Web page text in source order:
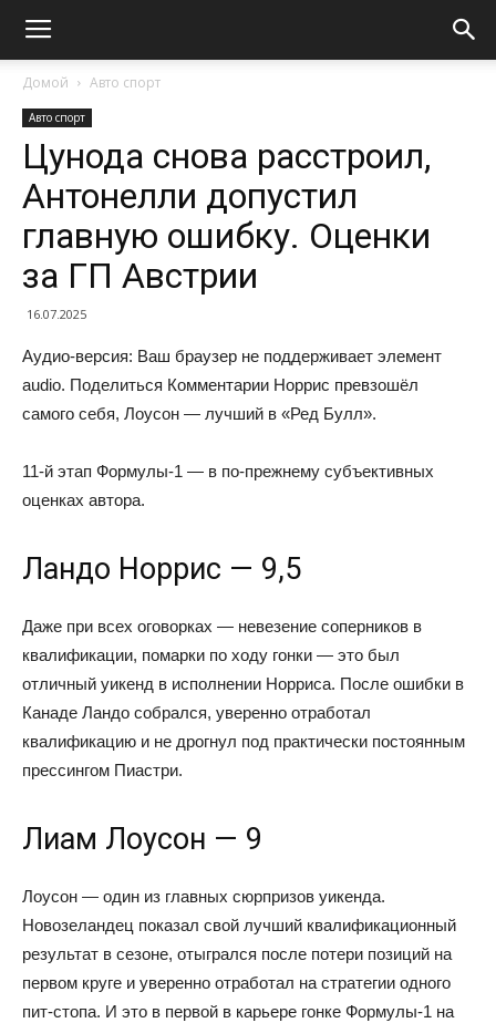
Домой Авто спорт
Авто спорт
Цунода снова расстроил,
Антонелли допустил
главную ошибку. Оценки
за ГП Австрии
16.07.2025
Аудио-версия: Ваш браузер не поддерживает элемент
audio. Поделиться Комментарии Норрис превзошёл
самого себя, Лоусон — лучший в «Ред Булл».
11-й этап Формулы-1 — в по-прежнему субъективных
оценках автора.
Ландо Норрис — 9,5
Даже при всех оговорках — невезение соперников в
квалификации, помарки по ходу гонки — это был
отличный уикенд в исполнении Норриса. После ошибки в
Канаде Ландо собрался, уверенно отработал
квалификацию и не дрогнул под практически постоянным
прессингом Пиастри.
Лиам Лоусон — 9
Лоусон — один из главных сюрпризов уикенда.
Новозеландец показал свой лучший квалификационный
результат в сезоне, отыгрался после потери позиций на
первом круге и уверенно отработал на стратегии одного
пит-стопа. И это в первой в карьере гонке Формулы-1 на